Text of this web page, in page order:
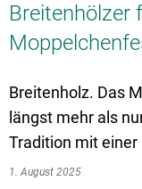
Breitenhölzer
Breitenholz. Das
längst mehr als
Tradition mit
1. August 2025